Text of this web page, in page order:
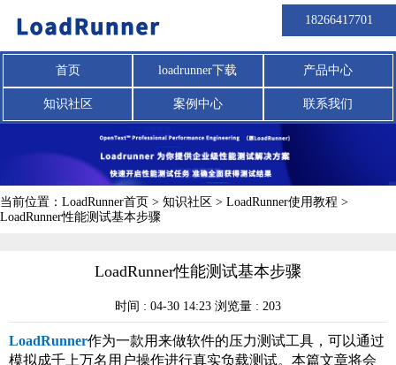
18266417701
首页 loadrunner下载 产品中心
知识社区 案例中心 联系我们
当前位置： LoadRunner首页 > 知识社区 > LoadRunner使用教程 >
LoadRunner性能测试基本步骤
LoadRunner性能测试基本步骤
时间 : 04-30 14:23 浏览量 : 203
LoadRunner作为一款用来做软件的压力测试工具，可以通过
模拟成千上万名用户操作进行真实负载测试。本篇文章将会